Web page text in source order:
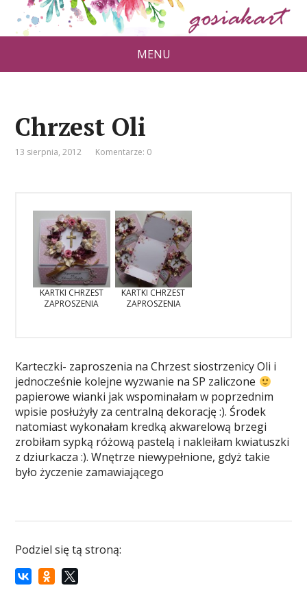
MENU
Chrzest Oli
13 sierpnia, 2012 Komentarze: 0
KARTKI CHRZEST
ZAPROSZENIA
KARTKI CHRZEST
ZAPROSZENIA
Karteczki- zaproszenia na Chrzest siostrzenicy Oli i
jednocześnie kolejne wyzwanie na SP zaliczone
papierowe wianki jak wspominałam w poprzednim
wpisie posłużyły za centralną dekorację :). Środek
natomiast wykonałam kredką akwarelową brzegi
zrobiłam sypką różową pastelą i nakleiłam kwiatuszki
z dziurkacza :). Wnętrze niewypełnione, gdyż takie
było życzenie zamawiającego
Podziel się tą stroną: